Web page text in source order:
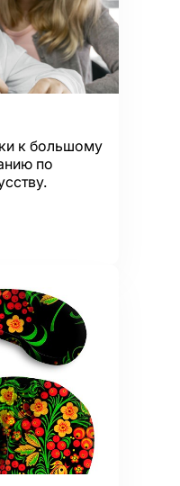
к большому
по